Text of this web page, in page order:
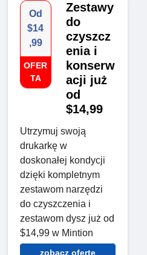
Od
$14
,99
OFER
TA
Zestawy
do
czyszcz
enia i
konserw
acji już
od
$14,99
Utrzymuj swoją
drukarkę w
doskonałej kondycji
dzięki kompletnym
zestawom narzędzi
do czyszczenia i
zestawom dysz już od
$14,99 w Mintion
zobacz ofertę